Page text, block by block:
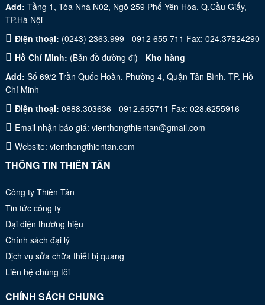
Add: Tầng 1, Tòa Nhà N02, Ngõ 259 Phố Yên Hòa, Q.Cầu Giấy,
TP.Hà Nội
Điện thoại: (0243) 2363.999 - 0912 655 711 Fax: 024.37824290
Hồ Chí Minh: (Bản đồ đường đi) - Kho hàng
Add: Số 69/2 Trần Quốc Hoàn, Phường 4, Quận Tân Bình, TP. Hồ
Chí Minh
Điện thoại: 0888.303636 - 0912.655711 Fax: 028.6255916
Email nhận báo giá: vienthongthientan@gmail.com
Website: vienthongthientan.com
THÔNG TIN THIÊN TÂN
Công ty Thiên Tân
Tin tức công ty
Đại diện thương hiệu
Chính sách đại lý
Dịch vụ sửa chữa thiết bị quang
Liên hệ chúng tôi
CHÍNH SÁCH CHUNG